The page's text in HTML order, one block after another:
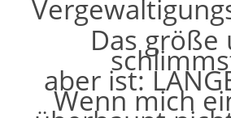
Das größe
aber ist:
Wenn mich